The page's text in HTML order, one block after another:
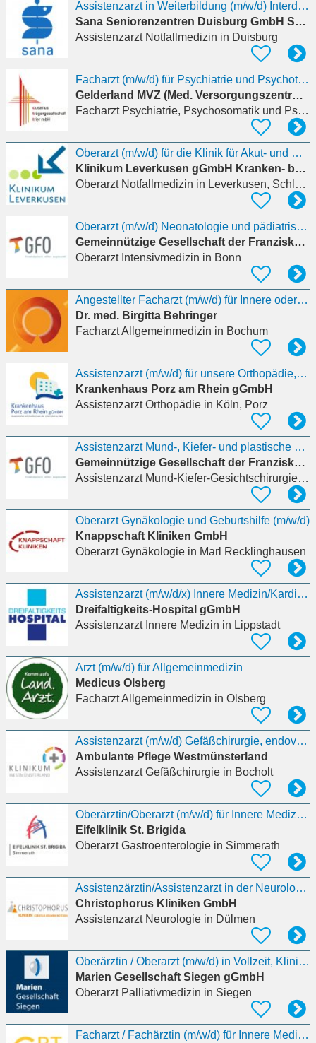
Assistenzarzt in Weiterbildung (m/w/d) Interdisziplinäre Zentrale Notaufnahme
Sana Seniorenzentren Duisburg GmbH Seniorenzentrum Großenbaum
Assistenzarzt Notfallmedizin in Duisburg
Facharzt (m/w/d) für Psychiatrie und Psychotherapie
Gelderland MVZ (Med. Versorgungszentrum)
Facharzt Psychiatrie, Psychosomatik und Psychotherapie
Oberarzt (m/w/d) für die Klinik für Akut- und Notfallmedizin
Klinikum Leverkusen gGmbH Kranken- bzw. Kinderkrankenpflegeschule
Oberarzt Notfallmedizin in Leverkusen, Schlebusch
Oberarzt (m/w/d) Neonatologie und pädiatrische Intensivmedizin
Gemeinnützige Gesellschaft der Franziskanerinnen zu Olpe mbH
Oberarzt Intensivmedizin in Bonn
Angestellter Facharzt (m/w/d) für Innere oder Allgemeinmedizin
Dr. med. Birgitta Behringer
Facharzt Allgemeinmedizin in Bochum
Assistenzarzt (m/w/d) für unsere Orthopädie, Unfall- und Wirbelsäulenchirurgie
Krankenhaus Porz am Rhein gGmbH
Assistenzarzt Orthopädiein Köln, Porz
Assistenzarzt Mund-, Kiefer- und plastische Gesichtschirurgie (m/w/d)
Gemeinnützige Gesellschaft der Franziskanerinnen zu Olpe mbH
Assistenzarzt Mund-Kiefer-Gesichtschirurgie
in
Oberarzt Gynäkologie und Geburtshilfe (m/w/d)
Knappschaft Kliniken GmbH
Oberarzt Gynäkologiein Marl Recklinghausen
Assistenzarzt (m/w/d/x) Innere Medizin/Kardiologie
Dreifaltigkeits-Hospital gGmbH
Assistenzarzt Innere Medizin in Lippstadt
Arzt (m/w/d) für Allgemeinmedizin
Medicus Olsberg
Facharzt Allgemeinmedizin in Olsberg
Assistenzarzt (m/w/d) Gefäßchirurgie, endovaskuläre Chirurgie und präventive Gefäßmedizin
Ambulante Pflege Westmünsterland
Assistenzarzt Gefäßchirurgiein Bocholt
Oberärztin/Oberarzt (m/w/d) für Innere Medizin mit Zusatzweiterbildung Gastroenterologie
Eifelklinik St. Brigida
Oberarzt Gastroenterologiein Simmerath
Assistenzärztin/Assistenzarzt in der Neurologie
Christophorus Kliniken GmbH
Assistenzarzt Neurologiein Dülmen
Oberärztin / Oberarzt (m/w/d) in Vollzeit, Klinik für Hämatologie, Medizinische Onkologie und
Marien Gesellschaft Siegen gGmbH
Oberarzt Palliativmedizin in Siegen
Facharzt / Fachärztin (m/w/d) für Innere Medizin - Schwerpunkt Endokrinologie